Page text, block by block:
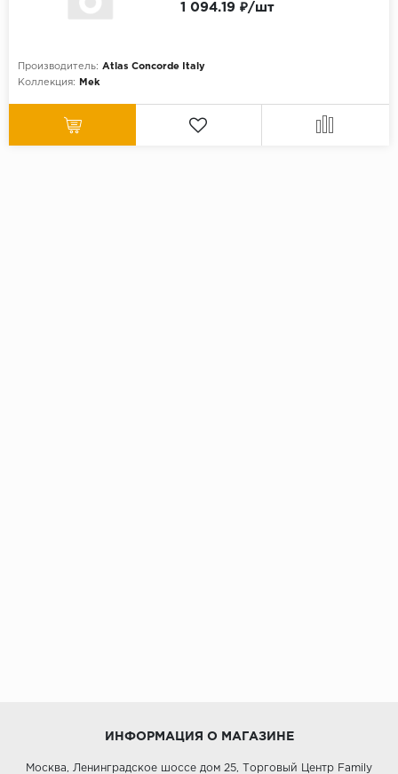
Производитель: Atlas Concorde Italy
Коллекция:
Mek
1 094.19 ₽/шт
ИНФОРМАЦИЯ О МАГАЗИНЕ
Москва, Ленинградское шоссе дом 25, Торговый Центр Family